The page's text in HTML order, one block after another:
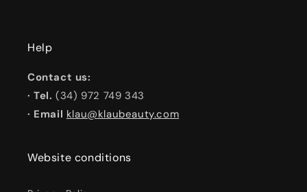
Help
Contact us:
· Tel. (34) 972 749 343
· Email klau@klaubeauty.com
Website conditions